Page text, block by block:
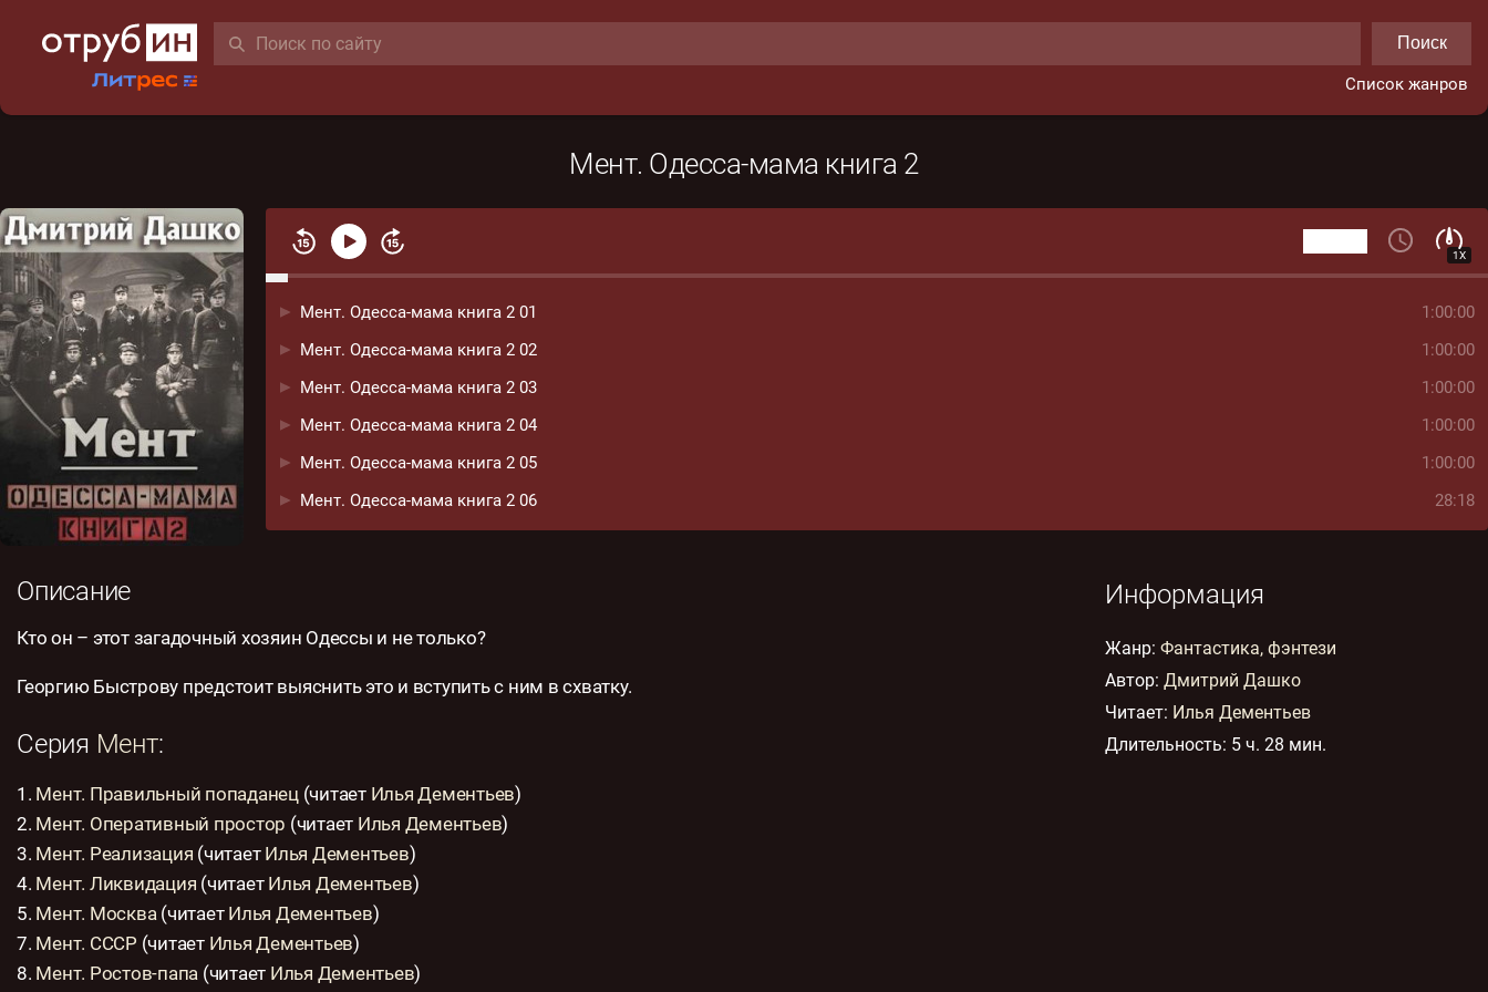
Поиск
Список жанров
Мент. Одесса-мама книга 2
1X
1:00:00
Мент. Одесса-мама книга 2 01
1:00:00
Мент. Одесса-мама книга 2 02
1:00:00
Мент. Одесса-мама книга 2 03
1:00:00
Мент. Одесса-мама книга 2 04
1:00:00
Мент. Одесса-мама книга 2 05
28:18
Мент. Одесса-мама книга 2 06
Описание
Кто он – этот загадочный хозяин Одессы и не только?
Георгию Быстрову предстоит выяснить это и вступить с ним в схватку.
Серия Мент:
1. Мент. Правильный попаданец(читает Илья Дементьев)
2. Мент. Оперативный простор (читает Илья Дементьев)
3. Мент. Реализация (читает Илья Дементьев)
4. Мент. Ликвидация (читает Илья Дементьев)
5. Мент. Москва(читает Илья Дементьев)
7. Мент. СССР (читает Илья Дементьев)
8. Мент. Ростов-папа (читает Илья Дементьев)
Информация
Жанр: Фантастика, фэнтези
Автор: Дмитрий Дашко
Читает: Илья Дементьев
Длительность: 5 ч. 28 мин.